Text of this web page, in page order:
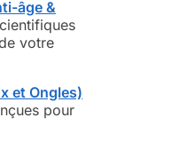
âge &
votre
et Ongles)
pour